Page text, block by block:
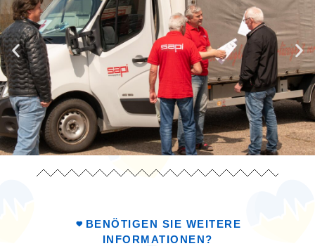
BENÖTIGEN SIE WEITERE
INFORMATIONEN?